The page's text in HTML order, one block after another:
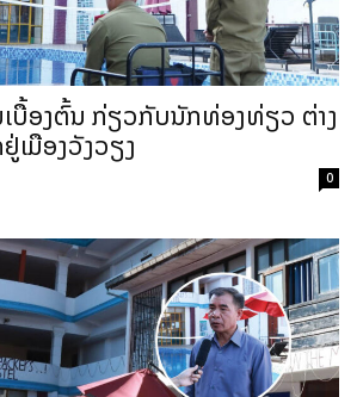
ບື້ອງຕົ້ນ ກ່ຽວກັບນັກທ່ອງທ່ຽວ ຕ່າງ
ເມືອງວັງວຽງ
0